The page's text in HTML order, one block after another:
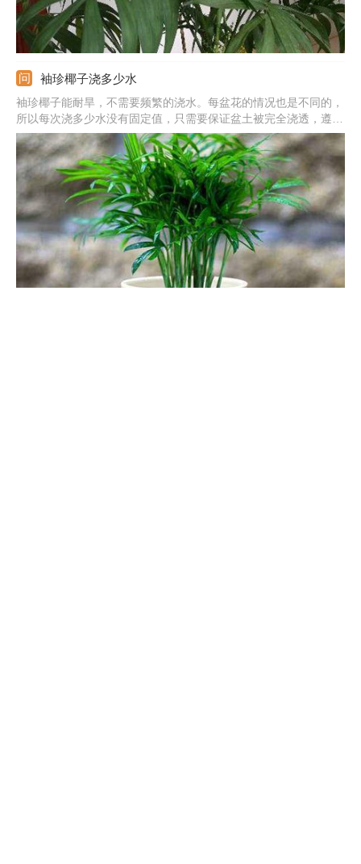
袖珍椰子浇多少水
袖珍椰子能耐旱，不需要频繁的浇水。每盆花的情况也是不同的，
所以每次浇多少水没有固定值，只需要保证盆土被完全浇透，遵循
不干不浇，浇则浇透的原则。浇水过多过少都是不合适的，对于袖
珍椰子会产生影响，水分过多造成积水，水分过少会造成干旱，所
以需合理施水。